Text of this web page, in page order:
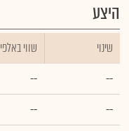
היצע
שינוי ₪ שווי באלפי
--
--
--
--